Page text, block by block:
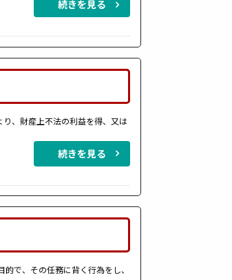
続きを見る
、財産上不法の利益を得、又は
続きを見る
で、その任務に背く行為をし、